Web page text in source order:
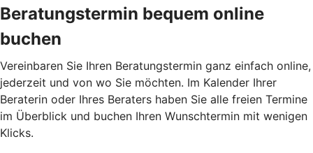
Beratungstermin bequem online
buchen
Vereinbaren Sie Ihren Beratungstermin ganz einfach online,
jederzeit und von wo Sie möchten. Im Kalender Ihrer
Beraterin oder Ihres Beraters haben Sie alle freien Termine
im Überblick und buchen Ihren Wunschtermin mit wenigen
Klicks.